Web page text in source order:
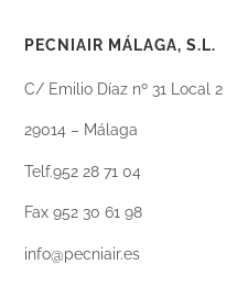
PECNIAIR MÁLAGA, S.L.
C/ Emilio Díaz nº 31 Local 2
29014 – Málaga
Telf.952 28 71 04
Fax 952 30 61 98
info@pecniair.es